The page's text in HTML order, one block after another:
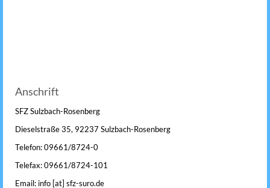
Anschrift
SFZ Sulzbach-Rosenberg
Dieselstraße 35, 92237 Sulzbach-Rosenberg
Telefon: 09661/8724-0
Telefax: 09661/8724-101
Email: info [at] sfz-suro.de